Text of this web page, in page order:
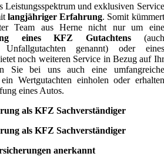
Leistungsspektrum und exklusiven Service
langjähriger Erfahrung. Somit kümmert
Team aus Herne nicht nur um eine
eines KFZ Gutachtens(auch
Unfallgutachten genannt) oder eines
noch weiteren Service in Bezug auf Ihr
Sie bei uns auch eine umfangreiche
Wertgutachten einholen oder erhalten
eines Autos.
als KFZ Sachverständiger
als KFZ Sachverständiger
anerkannt